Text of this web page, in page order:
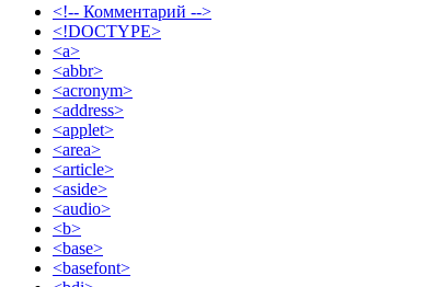
<!-- Комментарий -->
<!DOCTYPE>
<a>
<abbr>
<acronym>
<address>
<applet>
<area>
<article>
<aside>
<audio>
<b>
<base>
<basefont>